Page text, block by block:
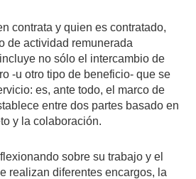
contrata y quien es contratado,
de actividad remunerada
no sólo el intercambio de
-u otro tipo de beneficio- que se
es, ante todo, el marco de
entre dos partes basado en
y la colaboración.
sobre su trabajo y el
realizan diferentes encargos, la